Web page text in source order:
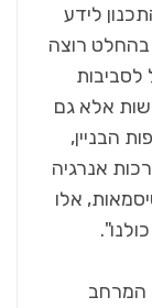
לידע
בהחלט רוצה
אלא גם
הבניין,
אנרגיה
אלו
המרחב